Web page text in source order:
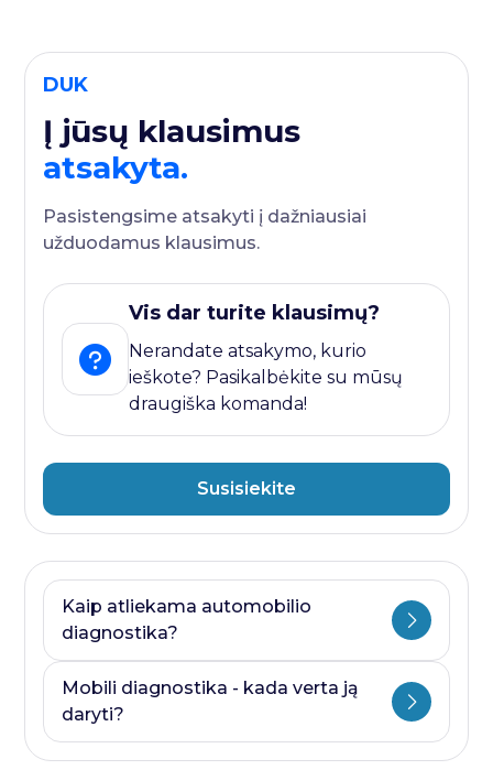
DUK
Į jūsų klausimus
atsakyta.
Pasistengsime atsakyti į dažniausiai
užduodamus klausimus.
Vis dar turite klausimų?
Nerandate atsakymo, kurio
ieškote? Pasikalbėkite su mūsų
draugiška komanda!
Susisiekite
Kaip atliekama automobilio
diagnostika?
Ji visada prasideda nuo kompiuterines
diagnostikos ir baigiasi papildomais
Mobili diagnostika - kada verta ją
daryti?